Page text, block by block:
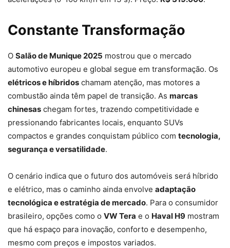
Constante Transformação
O Salão de Munique 2025 mostrou que o mercado
automotivo europeu e global segue em transformação. Os
elétricos e híbridos chamam atenção, mas motores a
combustão ainda têm papel de transição. As marcas
chinesas chegam fortes, trazendo competitividade e
pressionando fabricantes locais, enquanto SUVs
compactos e grandes conquistam público com tecnologia,
segurança e versatilidade.
O cenário indica que o futuro dos automóveis será híbrido
e elétrico, mas o caminho ainda envolve adaptação
tecnológica e estratégia de mercado. Para o consumidor
brasileiro, opções como o VW Tera e o Haval H9 mostram
que há espaço para inovação, conforto e desempenho,
mesmo com preços e impostos variados.